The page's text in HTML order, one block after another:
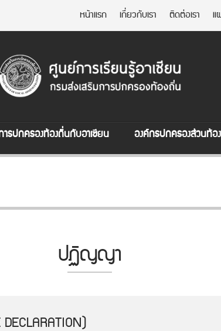
หน้าแรก เกี่ยวกับเรา ติดต่อเรา แ
ารปกครองท้องถิ่นกับอาเซียน องค์กรปกครองส่วนท้อ
ปฏิญญา